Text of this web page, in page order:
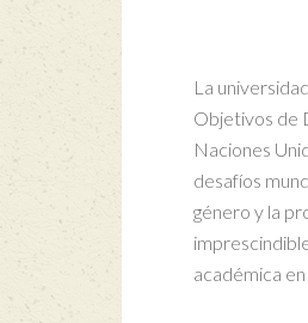
La
Objetivos de
Naciones
desafíos
género y la
académica